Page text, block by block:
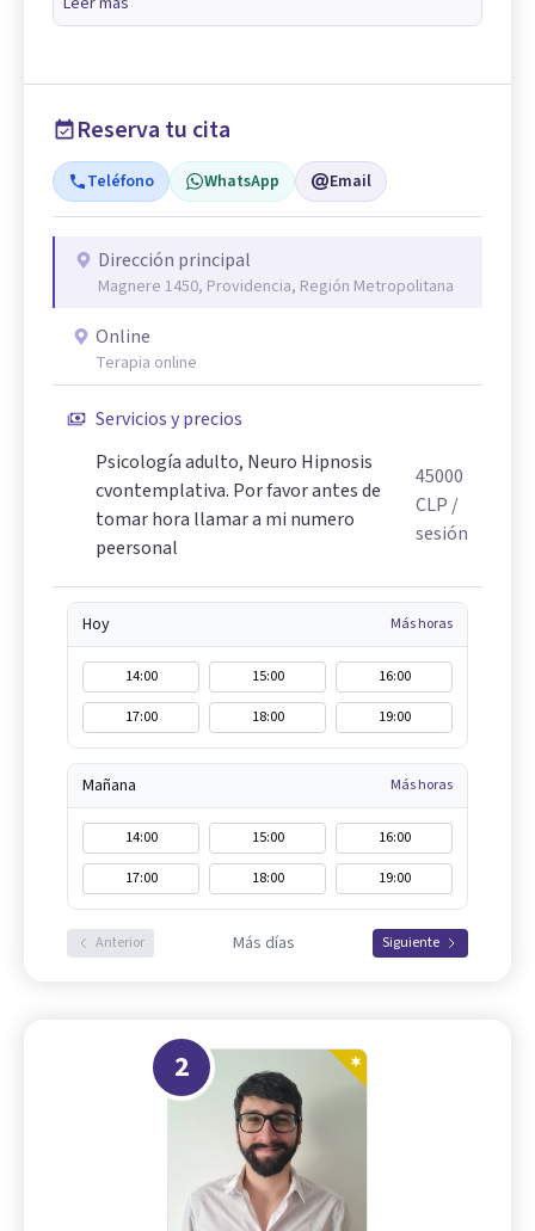
Reserva tu cita
Teléfono WhatsApp Email
Dirección principal
Magnere 1450, Providencia, Región Metropolitana
Online
Terapia online
Servicios y precios
Psicología adulto, Neuro Hipnosis
cvontemplativa. Por favor antes de
tomar hora llamar a mi numero
peersonal
45000
CLP /
sesión
Hoy Más horas
14:00 15:00
16:00
17:00
18:00 19:00
Mañana Más horas
14:00 15:00
16:00
17:00
18:00 19:00
Anterior Más días Siguiente
2